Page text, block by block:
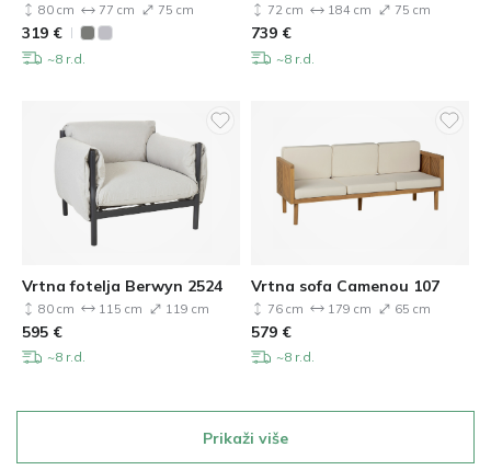
80 cm 77 cm 75 cm
319 €
~8 r.d.
72 cm 184 cm 75 cm
739 €
~8 r.d.
Vrtna fotelja Berwyn 2524
80 cm 115 cm 119 cm
595 €
~8 r.d.
Vrtna sofa Camenou 107
76 cm 179 cm 65 cm
579 €
~8 r.d.
Prikaži više